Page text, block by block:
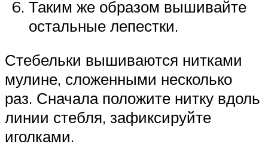
Таким же образом вышивайте
остальные лепестки.
Стебельки вышиваются нитками
мулине, сложенными несколько
раз. Сначала положите нитку вдоль
линии стебля, зафиксируйте
иголками.